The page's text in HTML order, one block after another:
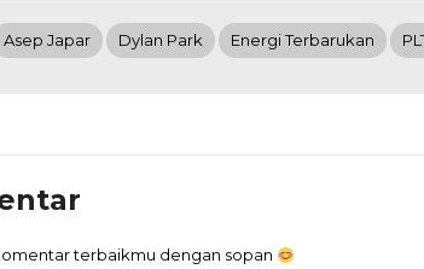
Asep Japar Dylan Park Energi Terbarukan
terbaikmu dengan sopan